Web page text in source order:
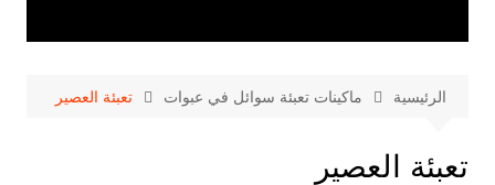
الرئيسية ماكينات تعبئة سوائل في عبوات تعبئة العصير
تعبئة العصير